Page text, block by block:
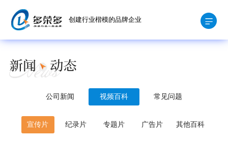
创建行业楷模的品牌企业
公司新闻 视频百科 常见问题
宣传片 纪录片 专题片 广告片 其他百科